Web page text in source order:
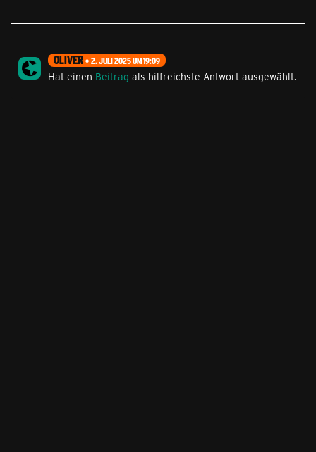
OLIVER 2. JULI 2025 UM 19:09
Hat einen Beitrag als hilfreichste Antwort ausgewählt.